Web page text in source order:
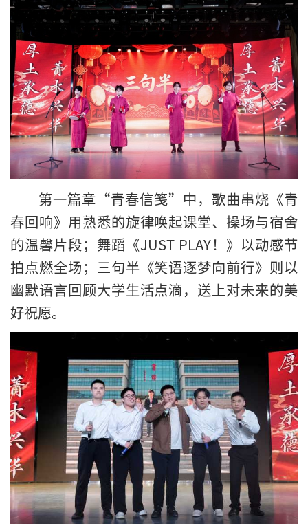
第一篇章“青春信笺”中，歌曲串烧《青
春回响》用熟悉的旋律唤起课堂、操场与宿舍
的温馨片段；舞蹈《JUST PLAY！》以动感节
拍点燃全场；三句半《笑语逐梦向前行》则以
幽默语言回顾大学生活点滴，送上对未来的美
好祝愿。